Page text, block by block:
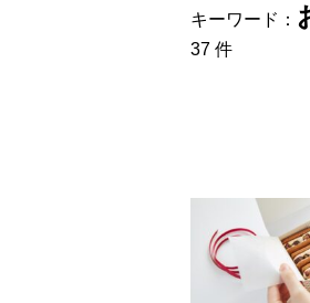
キーワード：
37 件